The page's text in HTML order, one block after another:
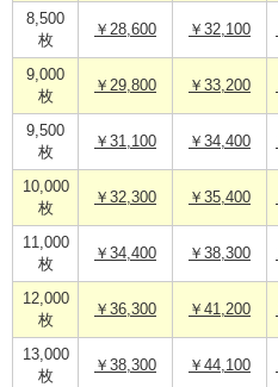
8,500
枚
￥28,600 ￥32,100
9,000
枚
￥29,800 ￥33,200
9,500
枚
￥31,100 ￥34,400
10,000
枚
￥32,300 ￥35,400
11,000
枚
￥34,400 ￥38,300
12,000
枚
￥36,300 ￥41,200
13,000
枚
￥38,300 ￥44,100